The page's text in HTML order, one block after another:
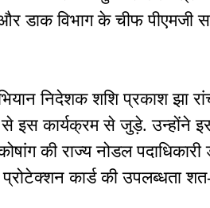
डाक विभाग के चीफ पीएमजी
निदेशक शशि प्रकाश झा
इस कार्यक्रम से जुड़े. उन्होंने
की राज्य नोडल पदाधिकारी
कार्ड की उपलब्धता